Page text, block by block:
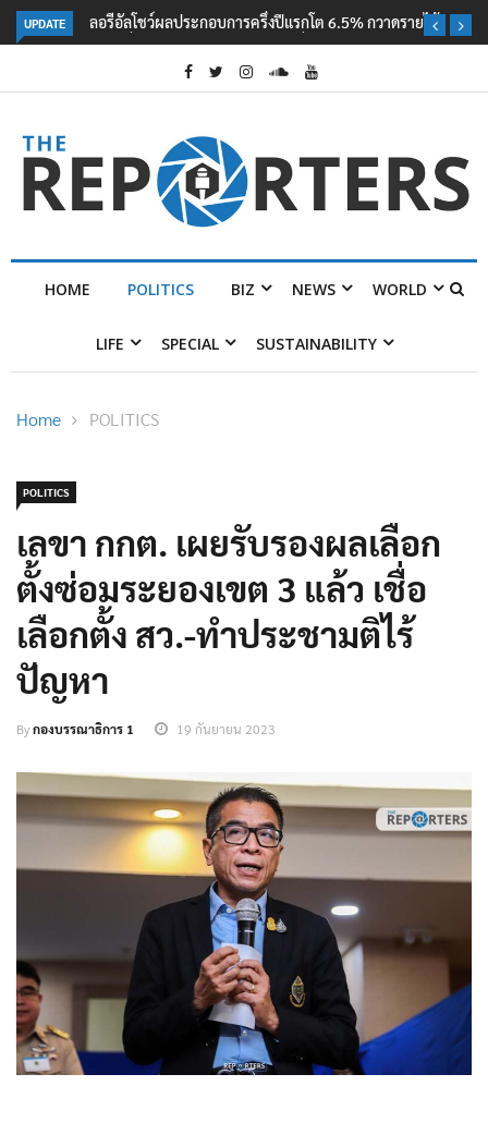
UPDATE
ลอรีอัลโชว์ผลประกอบการครึ่งปีแรกโต 6.5% กวาดรายได้ 2.3 หมื่นล้านยูโร
คว้าไลเซนส์ ‘กุชชี่’ 50 ปี พร้อมส่ง 4 แบรนด์ใหม่บุกตลาดไทย
POLITICS BIZ NEWS WORLD
POLITICS
เลขา กกต. เผยรับรองผลเลือก
ตั้งซ่อมระยองเขต 3 แล้ว เชื่อ
เลือกตั้ง สว.-ทำประชามติไร้
ปัญหา
Byกองบรรณาธิการ 1 19 กันยายน 2023